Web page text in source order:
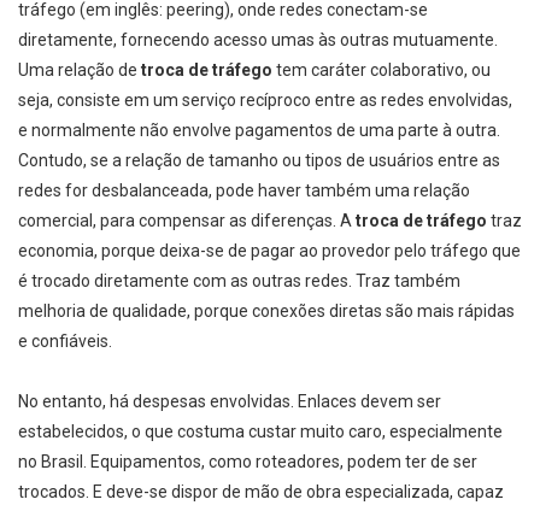
tráfego (em inglês: peering), onde redes conectam-se
diretamente, fornecendo acesso umas às outras mutuamente.
Uma relação de troca de tráfego tem caráter colaborativo, ou
seja, consiste em um serviço recíproco entre as redes envolvidas,
e normalmente não envolve pagamentos de uma parte à outra.
Contudo, se a relação de tamanho ou tipos de usuários entre as
redes for desbalanceada, pode haver também uma relação
comercial, para compensar as diferenças. A troca de tráfego traz
economia, porque deixa-se de pagar ao provedor pelo tráfego que
é trocado diretamente com as outras redes. Traz também
melhoria de qualidade, porque conexões diretas são mais rápidas
e confiáveis.
No entanto, há despesas envolvidas. Enlaces devem ser
estabelecidos, o que costuma custar muito caro, especialmente
no Brasil. Equipamentos, como roteadores, podem ter de ser
trocados. E deve-se dispor de mão de obra especializada, capaz